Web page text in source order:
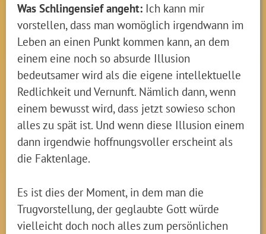
Was Schlingensief angeht: Ich kann mir
vorstellen, dass man womöglich irgendwann im
Leben an einen Punkt kommen kann, an dem
einem eine noch so absurde Illusion
bedeutsamer wird als die eigene intellektuelle
Redlichkeit und Vernunft. Nämlich dann, wenn
einem bewusst wird, dass jetzt sowieso schon
alles zu spät ist. Und wenn diese Illusion einem
dann irgendwie hoffnungsvoller erscheint als
die Faktenlage.
Es ist dies der Moment, in dem man die
Trugvorstellung, der geglaubte Gott würde
vielleicht doch noch alles zum persönlichen